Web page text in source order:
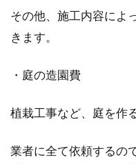
その他、施工内容によ
きます。
・庭の造園費
植栽工事など、庭を作
業者に全て依頼するの